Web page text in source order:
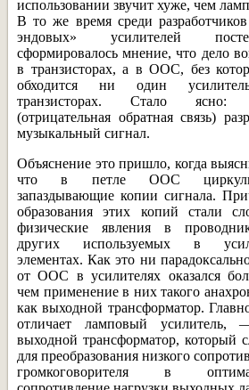
использовании звучит хуже, чем
В то же время среди
эндовых» усилителей
сформировалось мнение, что дело
в транзисторах, а в ООС, без
обходится ни один
транзисторах. Стало
(отрицательная обратная связь)
музыкальный сигнал.
Объяснение это пришло, когда
что в петле ООС
запаздывающие копии сигнала.
образования этих копий стали
физические явления в
других используемых в
элементах. Как это ни
от ООС в усилителях оказался
чем применение в них такого
как выходной трансформатор.
отличает ламповый усилитель,
выходной трансформатор, который
для преобразования низкого
громкоговорителя в